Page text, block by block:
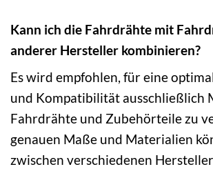
Kann ich die Fahrdrähte mit
anderer Hersteller kombinieren?
Es wird empfohlen, für eine
und Kompatibilität ausschließlich
Fahrdrähte und Zubehörteile zu
genauen Maße und Materialien
zwischen verschiedenen